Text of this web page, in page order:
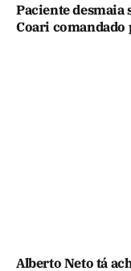
Paciente desmaia
Coari
Alberto Neto tá